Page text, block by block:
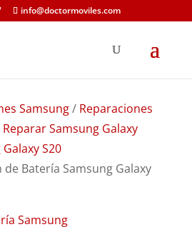
info@doctormoviles.com
Samsung/ Reparaciones
Reparar Samsung Galaxy
S20
Batería Samsung Galaxy